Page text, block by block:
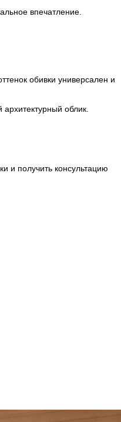
впечатление.
обивки универсален и
облик.
и получить консультацию